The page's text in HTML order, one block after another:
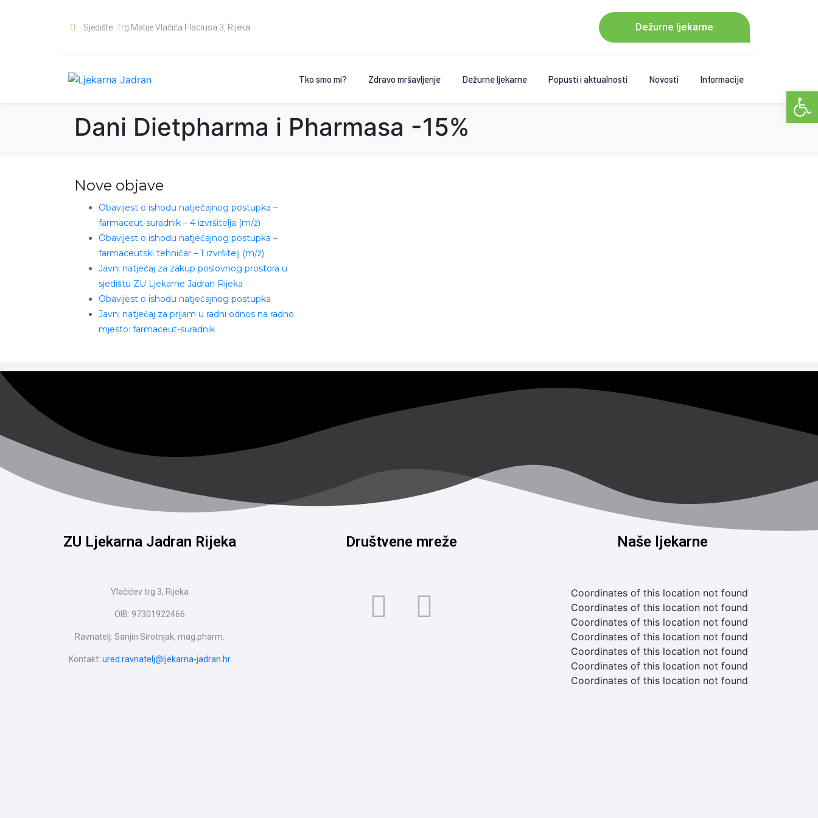
Sjedište: Trg Matije Vlačića Flaciusa 3, Rijeka Dežurne ljekarne
Tko smo mi? Zdravo mršavljenje Dežurne ljekarne Popusti i aktualnosti Novosti Informacije
Dani Dietpharma i Pharmasa -15%
Nove objave
Obavijest o ishodu natječajnog postupka –
farmaceut-suradnik – 4 izvršitelja (m/ž)
Obavijest o ishodu natječajnog postupka –
farmaceutski tehničar – 1 izvršitelj (m/ž)
Javni natječaj za zakup poslovnog prostora u
sjedištu ZU Ljekarne Jadran Rijeka
Obavijest o ishodu natječajnog postupka
Javni natječaj za prijam u radni odnos na radno
mjesto: farmaceut-suradnik
ZU Ljekarna Jadran Rijeka
Vlačićev trg 3, Rijeka
OIB: 97301922466
Ravnatelj: Sanjin Sirotnjak, mag.pharm.
Kontakt: ured.ravnatelj@ljekarna-jadran.hr
Društvene mreže Naše ljekarne
Coordinates of this location not found
Coordinates of this location not found
Coordinates of this location not found
Coordinates of this location not found
Coordinates of this location not found
Coordinates of this location not found
Coordinates of this location not found